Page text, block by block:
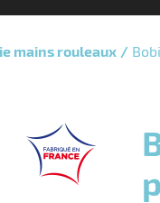
mains rouleaux
Bobine essuie